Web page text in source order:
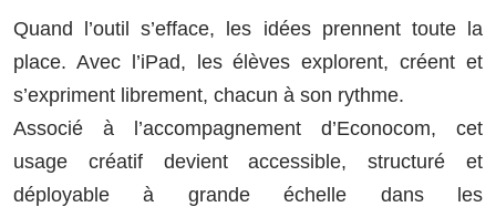
Quand l’outil s’efface, les idées prennent toute la
place. Avec l’iPad, les élèves explorent, créent et
s’expriment librement, chacun à son rythme.
Associé à l’accompagnement d’Econocom, cet
usage créatif devient accessible, structuré et
déployable à grande échelle dans les